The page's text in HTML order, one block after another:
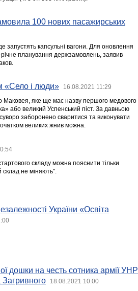
100 нових пасажирських
запустять капсульні вагони. Для оновлення
планування держзамовлень, заявив
«Село і люди» 16.08.2021 11:29
Маковея, яке ще має назву першого медового
або великий Успенський піст. За давньою
заборонено сваритися та виконувати
великих жнив можна.
складу можна пояснити тільки
не міняють".
України «Освіта
дошки на честь сотника армії УНР
18.08.2021 10:00